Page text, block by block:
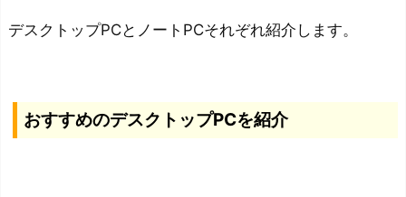
デスクトップPCとノートPCそれぞれ紹介します。
おすすめのデスクトップPCを紹介